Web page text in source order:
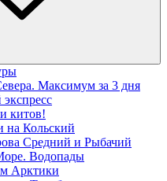
Максимум за 3 дня
китов!
на Кольский
Средний и Рыбачий
Водопады
Арктики